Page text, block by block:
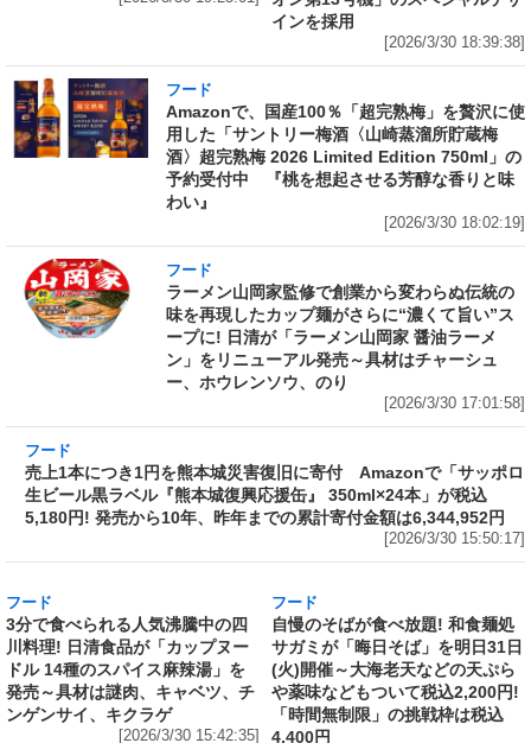
インを採用
[2026/3/30 18:39:38]
フード
Amazonで、国産100％「超完熟梅」を贅沢に使
用した「サントリー梅酒〈山崎蒸溜所貯蔵梅
酒〉超完熟梅 2026 Limited Edition 750ml」の
予約受付中 『桃を想起させる芳醇な香りと味
わい』
[2026/3/30 18:02:19]
フード
ラーメン山岡家監修で創業から変わらぬ伝統の
味を再現したカップ麺がさらに“濃くて旨い”ス
ープに! 日清が「ラーメン山岡家 醤油ラーメ
ン」をリニューアル発売～具材はチャーシュ
ー、ホウレンソウ、のり
[2026/3/30 17:01:58]
売上1本につき1円を熊本城災害復旧に寄付
Amazonで「サッポロ生ビール黒ラベル『熊本
城復興応援缶』 350ml×24本」が税込5,180円!
発売から10年、昨年までの累計寄付金額は
6,344,952円